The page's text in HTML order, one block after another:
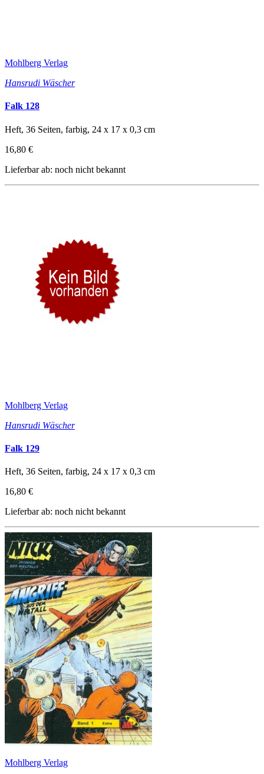
Mohlberg Verlag
Hansrudi Wäscher
Falk 128
Heft, 36 Seiten, farbig, 24 x 17 x 0,3 cm
16,80 €
Lieferbar ab: noch nicht bekannt
Mohlberg Verlag
Hansrudi Wäscher
Falk 129
Heft, 36 Seiten, farbig, 24 x 17 x 0,3 cm
16,80 €
Lieferbar ab: noch nicht bekannt
Mohlberg Verlag